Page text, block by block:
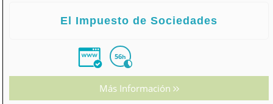
El Impuesto de Sociedades
56h
Más Información